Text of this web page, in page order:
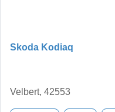
Skoda Kodiaq
Velbert, 42553